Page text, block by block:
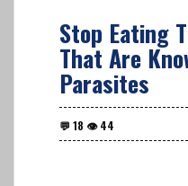
Stop Eating
That Are
Parasites